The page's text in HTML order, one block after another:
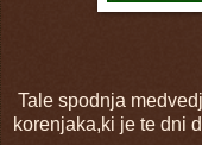
Tale spodnja
korenjaka,ki je te dni